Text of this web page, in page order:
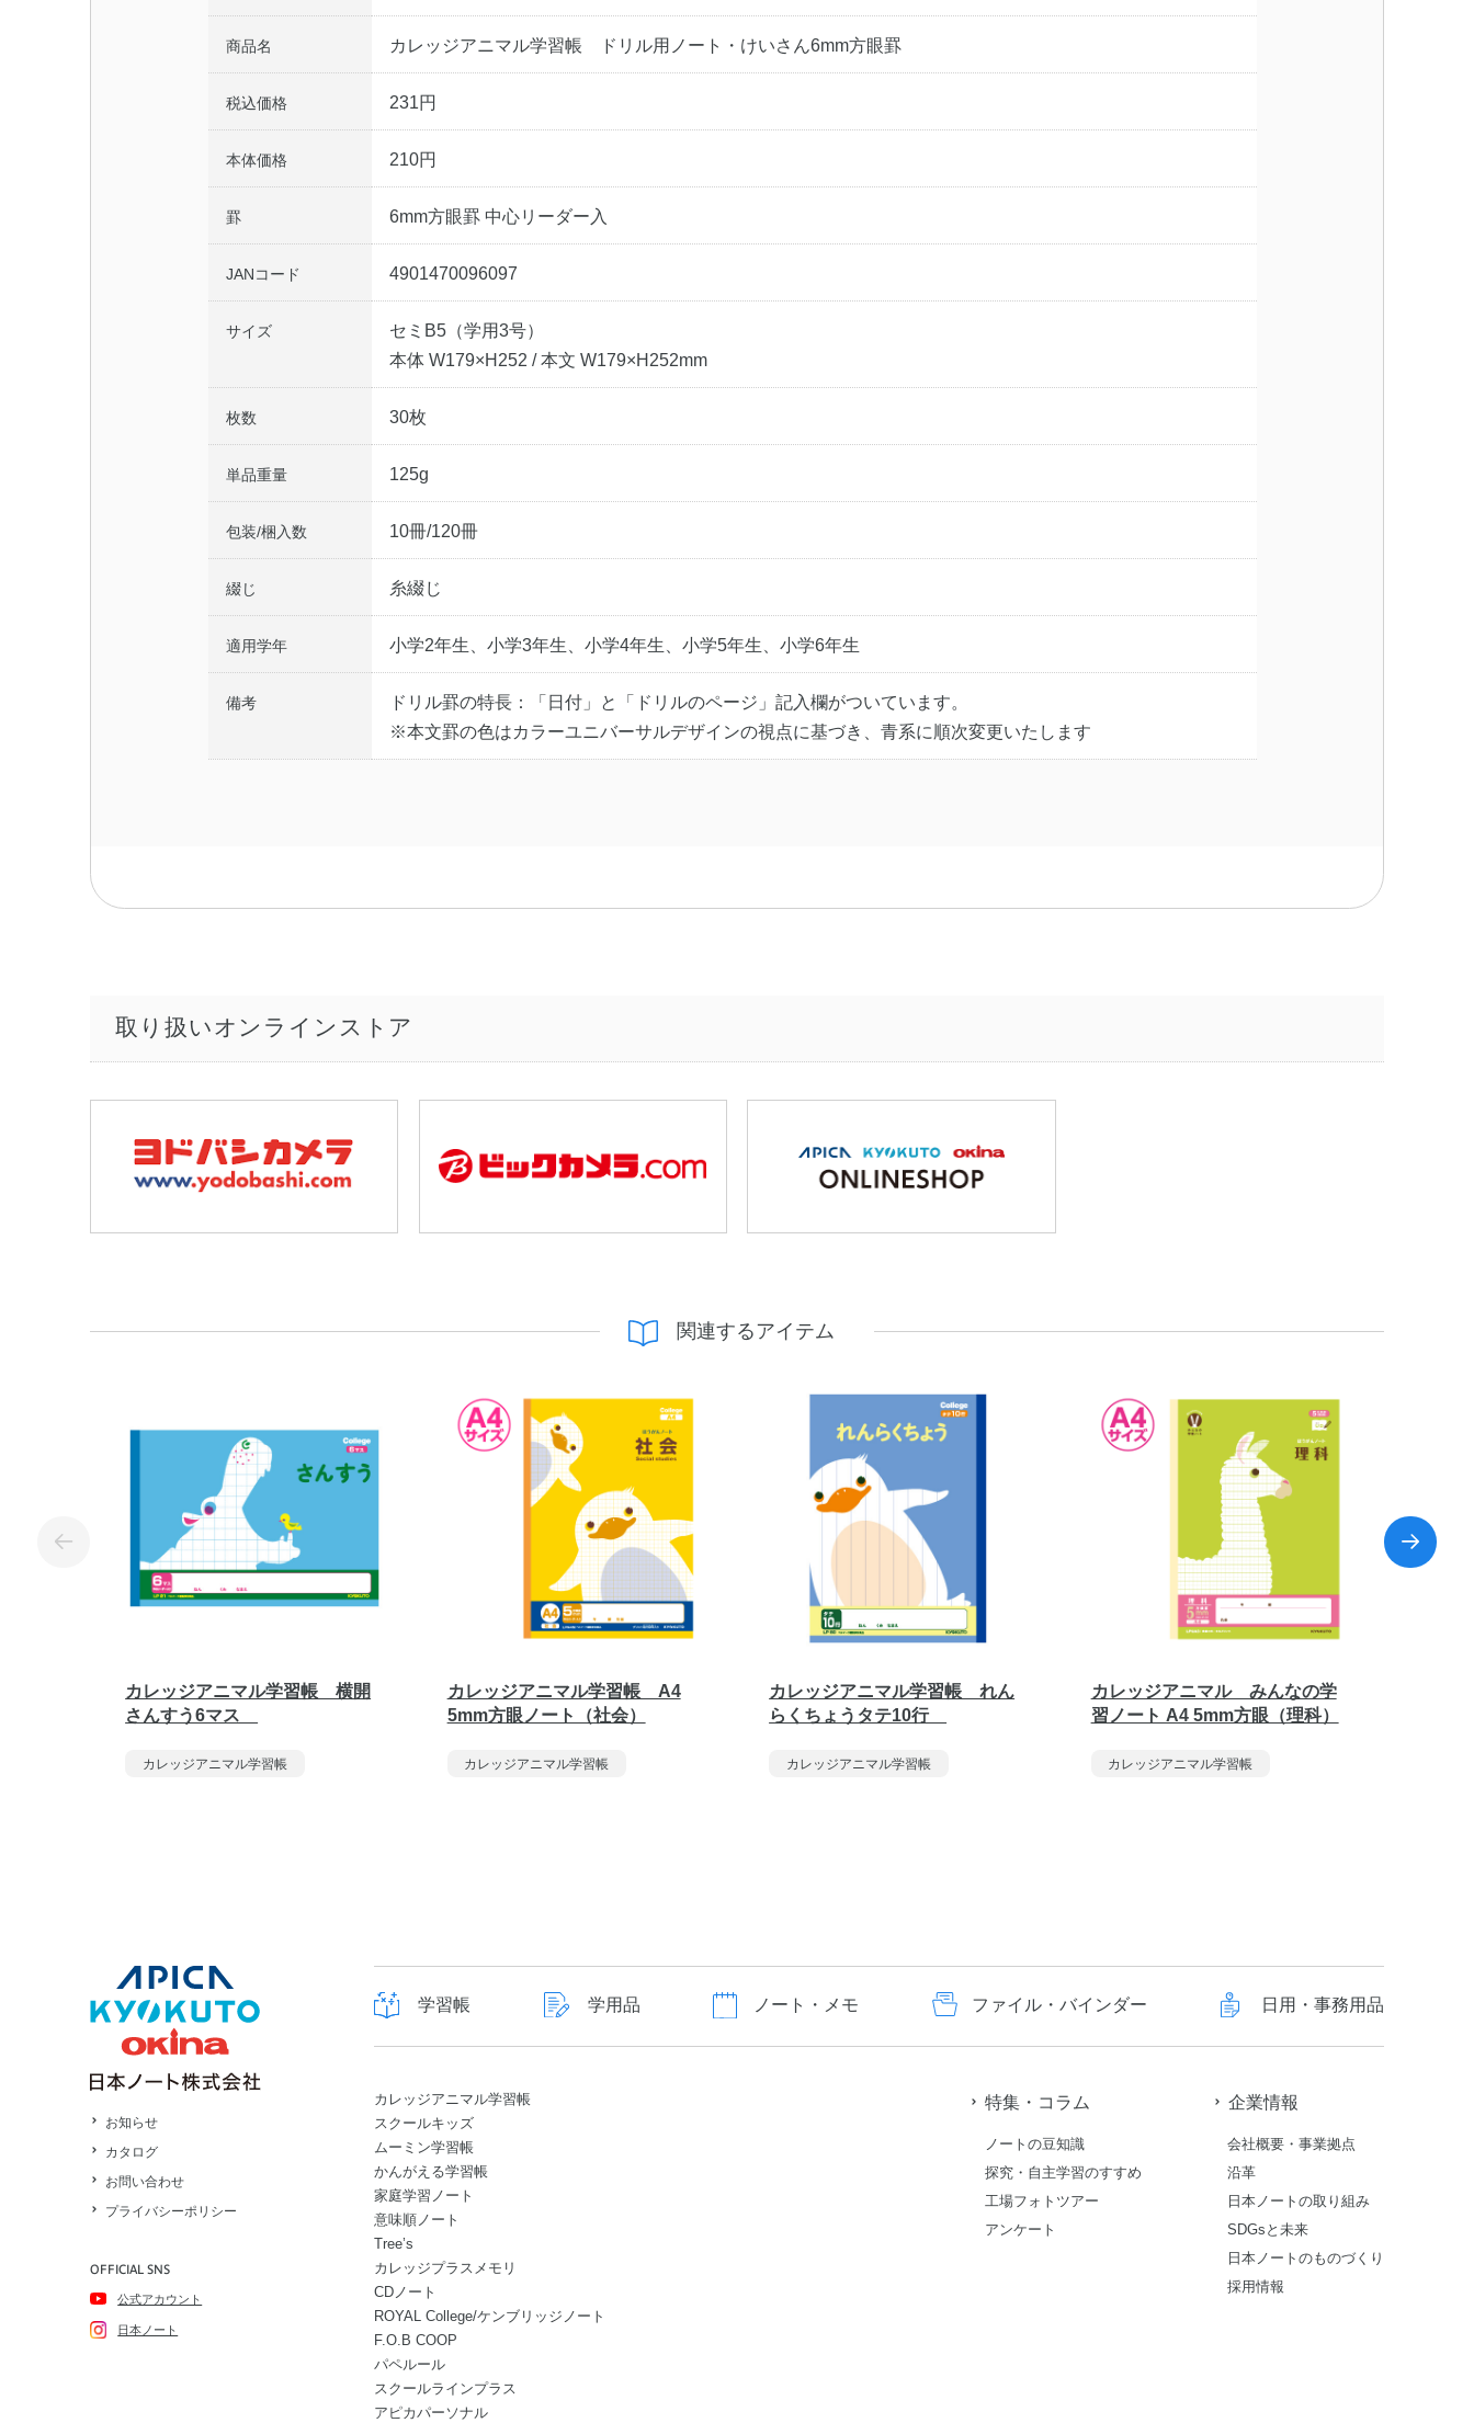
商品名 カレッジアニマル学習帳 ドリル用ノート・けいさん6mm方眼罫
税込価格 231円
本体価格 210円
罫 6mm方眼罫 中心リーダー入
JANコード 4901470096097
サイズ
セミB5（学用3号）
本体 W179×H252 / 本文 W179×H252mm
枚数 30枚
単品重量 125g
包装/梱入数 10冊/120冊
綴じ 糸綴じ
適用学年 小学2年生、小学3年生、小学4年生、小学5年生、小学6年生
備考
ドリル罫の特長：「日付」と「ドリルのページ」記入欄がついています。
※本文罫の色はカラーユニバーサルデザインの視点に基づき、青系に順次変更いたします
取り扱いオンラインストア
関連するアイテム
カレッジアニマル学習帳 横開
さんすう6マス
カレッジアニマル学習帳
カレッジアニマル学習帳 A4
5mm方眼ノート（社会）
カレッジアニマル学習帳
カレッジアニマル学習帳 れん
らくちょうタテ10行
カレッジアニマル学習帳
カレッジアニマル みんなの学
習ノート A4 5mm方眼（理科）
カレッジアニマル学習帳
お知らせ
カタログ
お問い合わせ
プライバシーポリシー
OFFICIAL SNS
公式アカウント
日本ノート
学習帳 学用品 ノート・メモ ファイル・バインダー 日用・事務用品
カレッジアニマル学習帳
スクールキッズ
ムーミン学習帳
かんがえる学習帳
家庭学習ノート
意味順ノート
Tree’s
カレッジプラスメモリ
CDノート
ROYAL College/ケンブリッジノート
F.O.B COOP
パペルール
スクールラインプラス
アピカパーソナル
特集・コラム
ノートの豆知識
探究・自主学習のすすめ
工場フォトツアー
アンケート
企業情報
会社概要・事業拠点
沿革
日本ノートの取り組み
SDGsと未来
日本ノートのものづくり
採用情報